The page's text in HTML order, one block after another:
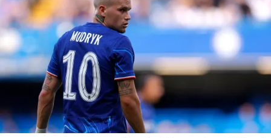
ЧС-2026
ФУТЗАЛ
ІНШІ
БУКМЕКЕРИ